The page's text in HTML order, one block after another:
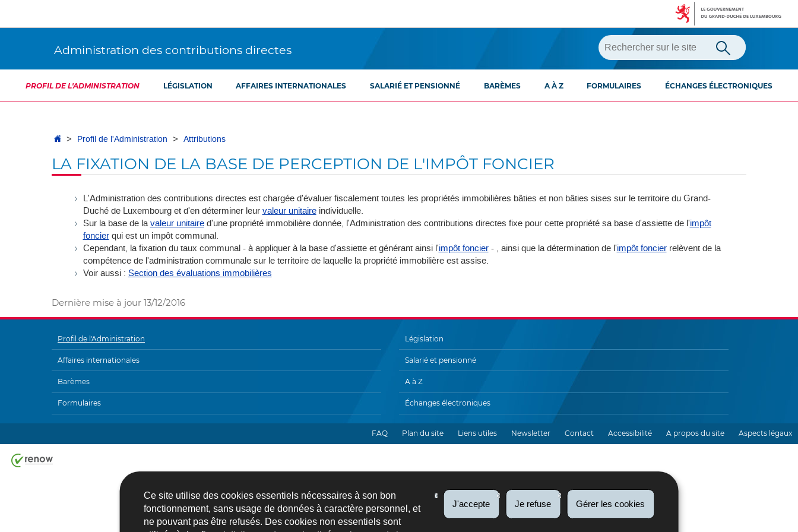
Ce site utilise des cookies essentiels nécessaires à son bon
fonctionnement, sans usage de données à caractère personnel, et
ne pouvant pas être refusés. Des cookies non essentiels sont
J'accepte Je refuse Gérer les cookies
Administration des contributions directes
PROFIL DE L'ADMINISTRATION LÉGISLATION AFFAIRES INTERNATIONALES SALARIÉ ET PENSIONNÉ BARÈMES A À Z FORMULAIRES ÉCHANGES ÉLECTRONIQUES
AccueilProfil de l'Administration Attributions
LA FIXATION DE LA BASE DE PERCEPTION DE L'IMPÔT FONCIER
L'Administration des contributions directes est chargée d'évaluer fiscalement toutes les propriétés immobilières bâties et non bâties sises sur le territoire du Grand-
Duché de Luxembourg et d'en déterminer leur valeur unitaireindividuelle.
Sur la base de lavaleur unitaired'une propriété immobilière donnée, l'Administration des contributions directes fixe pour cette propriété sa base d'assiette de l'impôt
foncierqui est un impôt communal.
Cependant, la fixation du taux communal - à appliquer à la base d'assiette et générant ainsi l'impôt foncier- , ainsi que la détermination de l'impôt foncierrelèvent de la
compétence de l'administration communale sur le territoire de laquelle la propriété immobilière est assise.
Voir aussi : Section des évaluations immobilières
Dernière mise à jour 13/12/2016
NAVIGATION
Profil de l'Administration Législation
Affaires internationales Salarié et pensionné
Barèmes A à Z
Formulaires Échanges électroniques
FAQ Plan du site Liens utiles Newsletter Contact Accessibilité A propos du site Aspects légaux